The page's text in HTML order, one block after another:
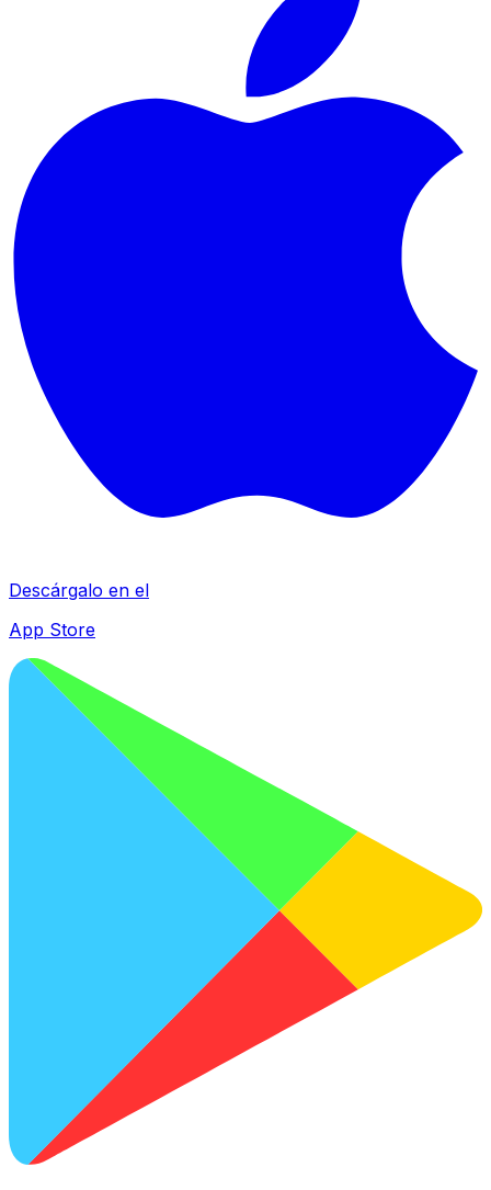
Descárgalo en el
App Store